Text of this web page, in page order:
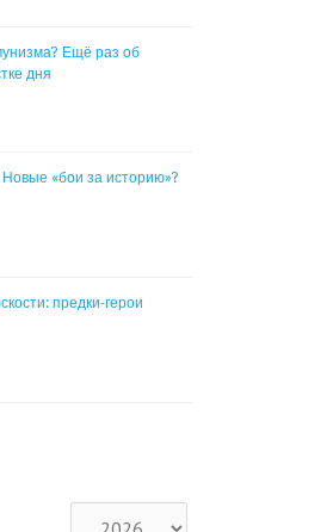
Ещё раз об
дня
«бои за историю»?
предки-герои